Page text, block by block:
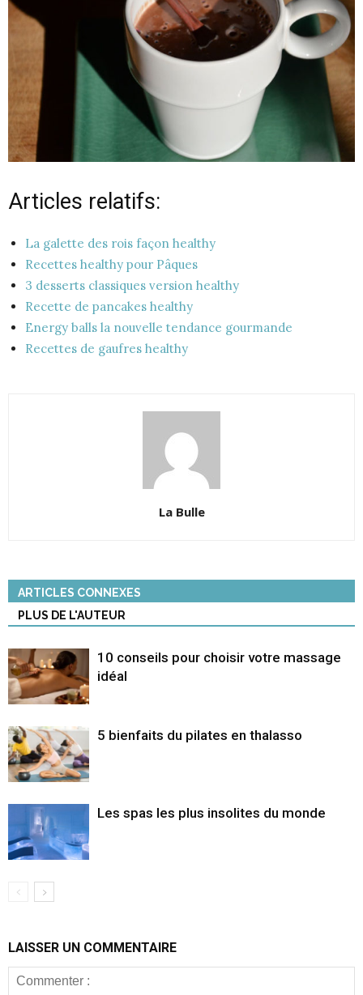
Articles relatifs:
La galette des rois façon healthy
Recettes healthy pour Pâques
3 desserts classiques version healthy
Recette de pancakes healthy
Energy balls la nouvelle tendance gourmande
Recettes de gaufres healthy
La Bulle
ARTICLES CONNEXES
PLUS DE L'AUTEUR
10 conseils pour choisir votre massage
idéal
5 bienfaits du pilates en thalasso
Les spas les plus insolites du monde
LAISSER UN COMMENTAIRE